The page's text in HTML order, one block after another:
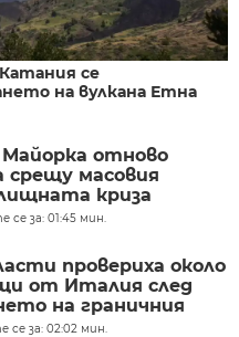
се
на вулкана Етна
отново
масовия
криза
се за: 01:45 мин.
провериха около
от Италия след
на граничния
се за: 02:02 мин.